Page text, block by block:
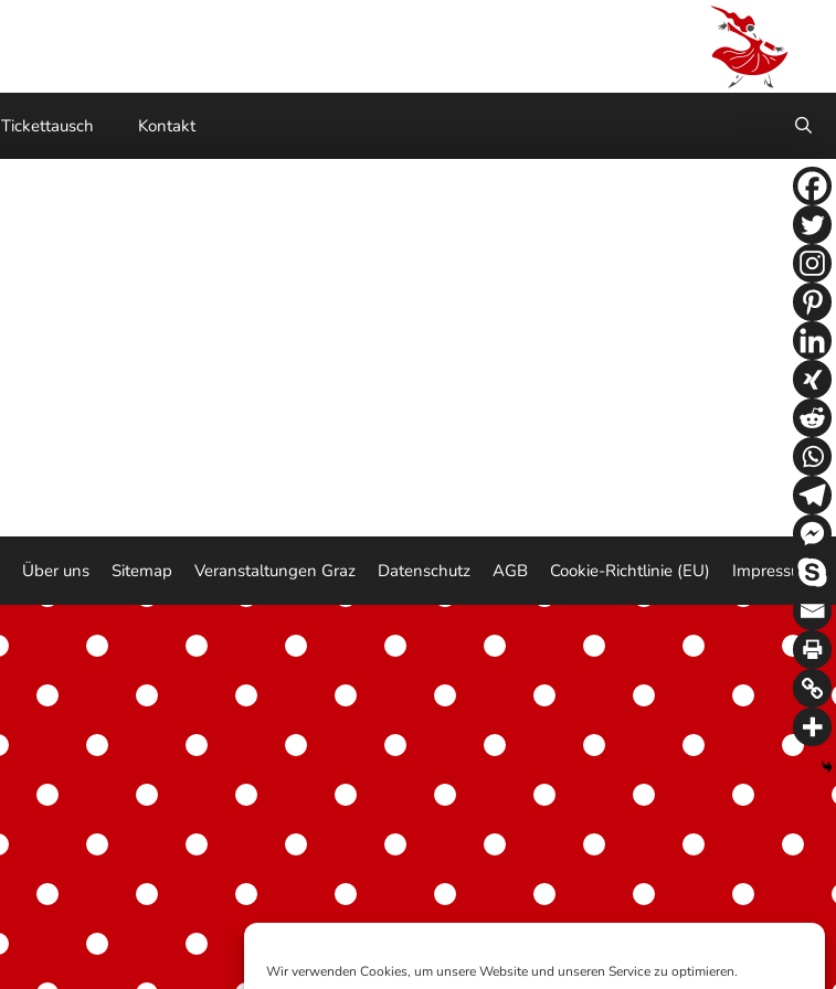
Wir verwenden Cookies, um unsere Website und unseren Service zu optimieren.
Tickettausch Kontakt
Über uns Sitemap Veranstaltungen Graz Datenschutz AGB Cookie-Richtlinie (EU) Impressum